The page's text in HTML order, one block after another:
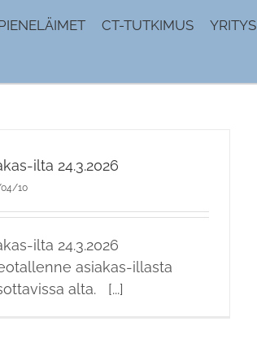
CT-TUTKIMUS YRITYS
ilta 24.3.2026
10
ilta 24.3.2026
asiakas-illasta
alta. [...]